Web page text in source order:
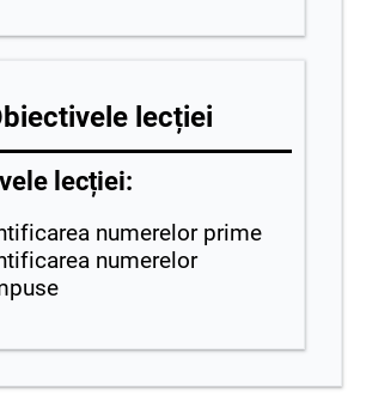
lecției
lecției:
numerelor prime
numerelor